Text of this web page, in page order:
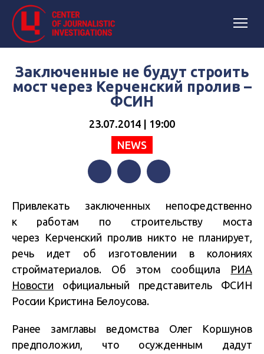
Заключенные не будут строить
мост через Керченский пролив –
ФСИН
23.07.2014 | 19:00
NEWS
Привлекать заключенных непосредственно
к работам по строительству моста
через Керченский пролив никто не планирует,
речь идет об изготовлении в колониях
стройматериалов. Об этом сообщила РИА
Новости официальный представитель ФСИН
России Кристина Белоусова.
Ранее замглавы ведомства Олег Коршунов
предположил, что осужденным дадут